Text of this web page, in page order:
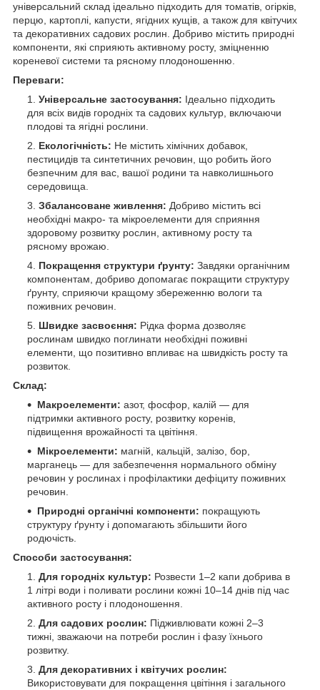
універсальний склад ідеально підходить для томатів, огірків,
перцю, картоплі, капусти, ягідних кущів, а також для квітучих
та декоративних садових рослин. Добриво містить природні
компоненти, які сприяють активному росту, зміцненню
кореневої системи та рясному плодоношенню.
Переваги:
Універсальне застосування: Ідеально підходить
для всіх видів городніх та садових культур, включаючи
плодові та ягідні рослини.
Екологічність: Не містить хімічних добавок,
пестицидів та синтетичних речовин, що робить його
безпечним для вас, вашої родини та навколишнього
середовища.
Збалансоване живлення: Добриво містить всі
необхідні макро- та мікроелементи для сприяння
здоровому розвитку рослин, активному росту та
рясному врожаю.
Покращення структури ґрунту: Завдяки органічним
компонентам, добриво допомагає покращити структуру
ґрунту, сприяючи кращому збереженню вологи та
поживних речовин.
Швидке засвоєння: Рідка форма дозволяє
рослинам швидко поглинати необхідні поживні
елементи, що позитивно впливає на швидкість росту та
розвиток.
Склад:
Макроелементи: азот, фосфор, калій — для
підтримки активного росту, розвитку коренів,
підвищення врожайності та цвітіння.
Мікроелементи: магній, кальцій, залізо, бор,
марганець — для забезпечення нормального обміну
речовин у рослинах і профілактики дефіциту поживних
речовин.
Природні органічні компоненти: покращують
структуру ґрунту і допомагають збільшити його
родючість.
Способи застосування:
Для городніх культур: Розвести 1–2 капи добрива в
1 літрі води і поливати рослини кожні 10–14 днів під час
активного росту і плодоношення.
Для садових рослин: Підживлювати кожні 2–3
тижні, зважаючи на потреби рослин і фазу їхнього
розвитку.
Для декоративних і квітучих рослин:
Використовувати для покращення цвітіння і загального